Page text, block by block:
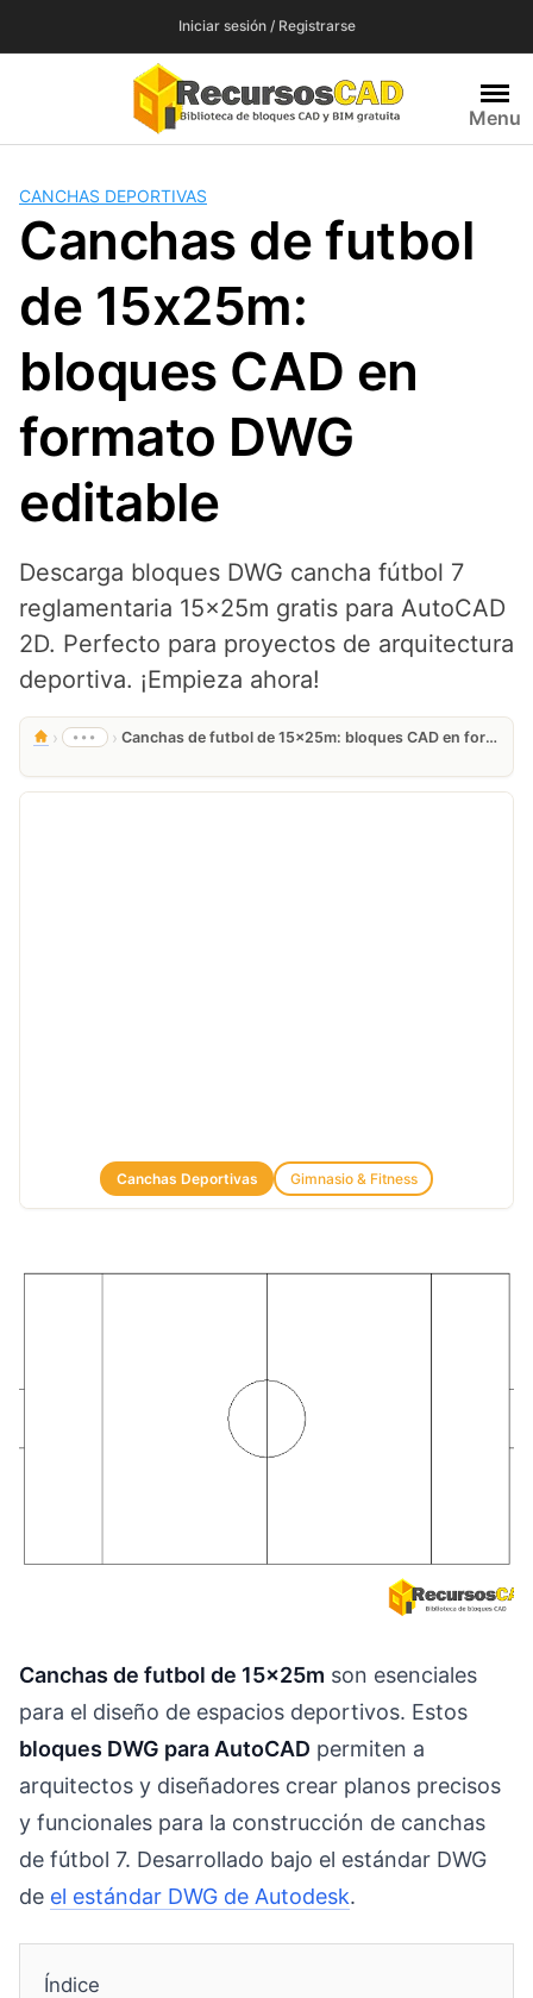
Iniciar sesión / Registrarse
Menu
CANCHAS DEPORTIVAS
Canchas de futbol
de 15x25m:
bloques CAD en
formato DWG
editable
Descarga bloques DWG cancha fútbol 7
reglamentaria 15x25m gratis para AutoCAD
2D. Perfecto para proyectos de arquitectura
deportiva. ¡Empieza ahora!
› ••• › Canchas de futbol de 15x25m: bloques CAD en formato DWG editable
Canchas Deportivas Gimnasio & Fitness
Canchas de futbol de 15x25m son esenciales
para el diseño de espacios deportivos. Estos
bloques DWG para AutoCAD permiten a
arquitectos y diseñadores crear planos precisos
y funcionales para la construcción de canchas
de fútbol 7. Desarrollado bajo el estándar DWG
de el estándar DWG de Autodesk.
Índice